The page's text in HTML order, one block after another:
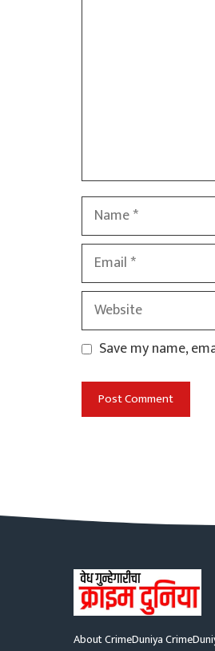
Name
Email
Website
Save my name,
About CrimeDuniya